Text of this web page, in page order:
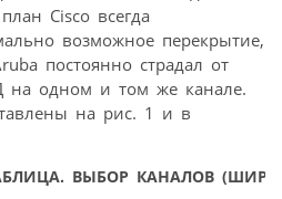
Cisco всегда
возможное перекрытие,
постоянно страдал от
на одном и том же канале.
на рис. 1 и в
ВЫБОР КАНАЛОВ